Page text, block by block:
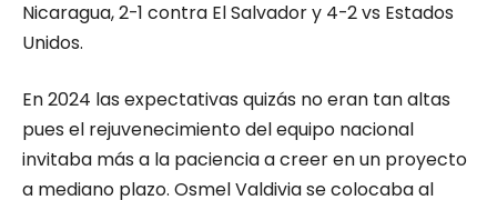
Nicaragua, 2-1 contra El Salvador y 4-2 vs Estados
Unidos.
En 2024 las expectativas quizás no eran tan altas
pues el rejuvenecimiento del equipo nacional
invitaba más a la paciencia a creer en un proyecto
a mediano plazo. Osmel Valdivia se colocaba al